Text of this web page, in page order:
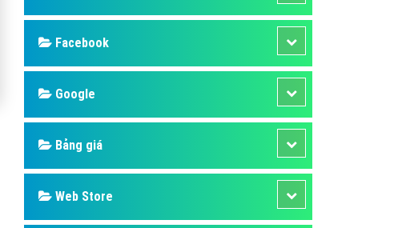
Hỏi đáp quảng cáo mobile
Hỏi đáp quảng cáo Online
Hỏi đáp quảng cáo Skype
Hỏi đáp Domain & Hosting
Hỏi đáp viết bài Marketing
Facebook
Google
Bảng giá
Web Store